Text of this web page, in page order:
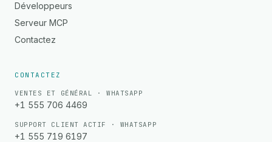
Développeurs
Serveur MCP
Contactez
CONTACTEZ
VENTES ET GÉNÉRAL · WHATSAPP
+1 555 706 4469
SUPPORT CLIENT ACTIF · WHATSAPP
+1 555 719 6197